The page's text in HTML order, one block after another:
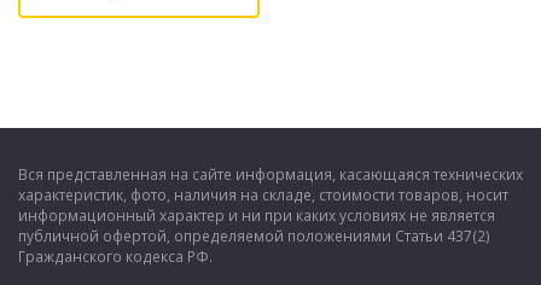
Вся представленная на сайте информация, касающаяся технических
характеристик, фото, наличия на складе, стоимости товаров, носит
информационный характер и ни при каких условиях не является
публичной офертой, определяемой положениями Статьи 437(2)
Гражданского кодекса РФ.